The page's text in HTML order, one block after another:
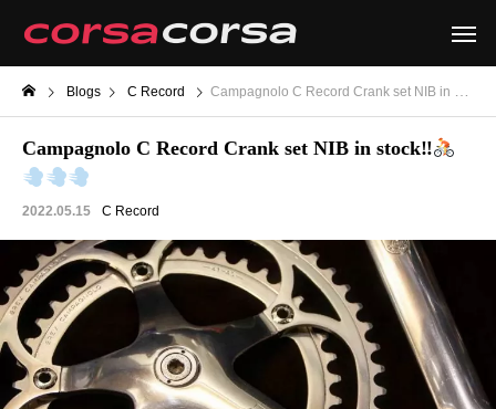
Blogs C Record Campagnolo C Record Crank set NIB in stock‼
Campagnolo C Record Crank set NIB in stock‼
2022.05.15 C Record